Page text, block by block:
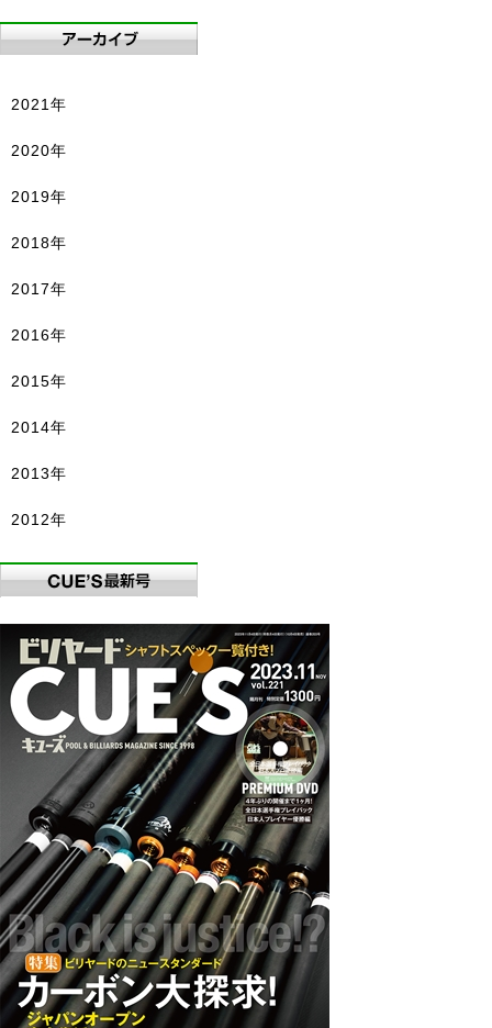
2021年
2020年
2019年
2018年
2017年
2016年
2015年
2014年
2013年
2012年